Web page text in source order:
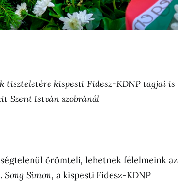
tiszteletére kispesti Fidesz-KDNP tagjai is
Szent István szobránál
örömteli, lehetnek félelmeink az
Song Simon, a kispesti Fidesz-KDNP